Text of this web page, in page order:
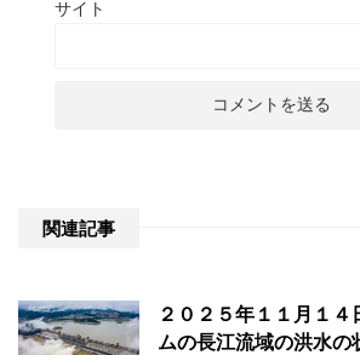
サイト
関連記事
２０２５年１１月１
ムの長江流域の洪水の